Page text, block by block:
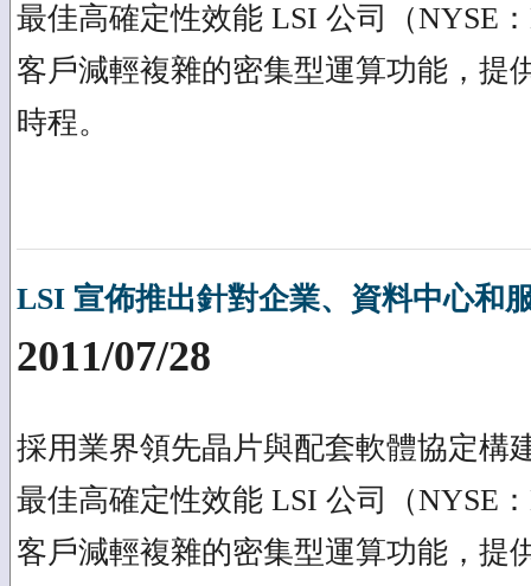
最佳高確定性效能 LSI 公司（NYSE
客戶減輕複雜的密集型運算功能，提
時程。
LSI 宣佈推出針對企業、資料中心和
2011/07/28
採用業界領先晶片與配套軟體協定
最佳高確定性效能 LSI 公司（NYSE
客戶減輕複雜的密集型運算功能，提